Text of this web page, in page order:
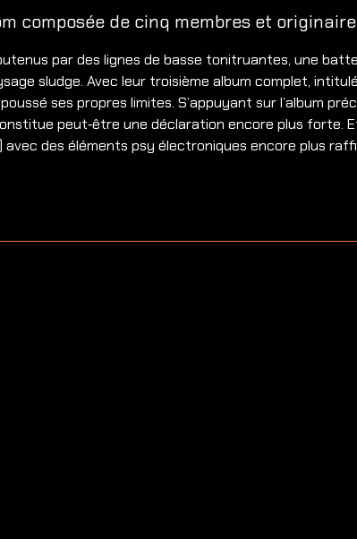
composée de cinq membres et originaire
par des lignes de basse tonitruantes, une
sludge. Avec leur troisième album complet,
ses propres limites. S’appuyant sur l’album
peut‑être une déclaration encore plus forte.
des éléments psy électroniques encore plus